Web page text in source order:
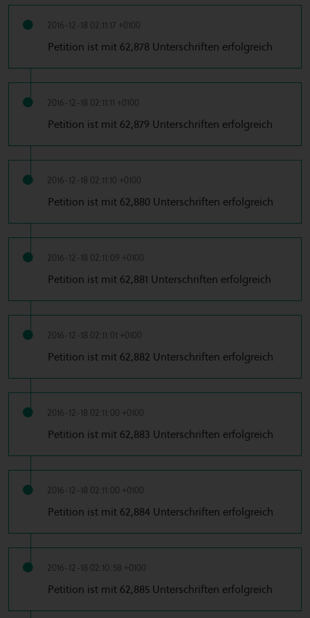
2016-12-18 02:11:17 +0100
Petition ist mit 62,878 Unterschriften erfolgreich
2016-12-18 02:11:11 +0100
Petition ist mit 62,879 Unterschriften erfolgreich
2016-12-18 02:11:10 +0100
Petition ist mit 62,880 Unterschriften erfolgreich
2016-12-18 02:11:09 +0100
Petition ist mit 62,881 Unterschriften erfolgreich
2016-12-18 02:11:01 +0100
Petition ist mit 62,882 Unterschriften erfolgreich
2016-12-18 02:11:00 +0100
Petition ist mit 62,883 Unterschriften erfolgreich
2016-12-18 02:11:00 +0100
Petition ist mit 62,884 Unterschriften erfolgreich
2016-12-18 02:10:58 +0100
Petition ist mit 62,885 Unterschriften erfolgreich